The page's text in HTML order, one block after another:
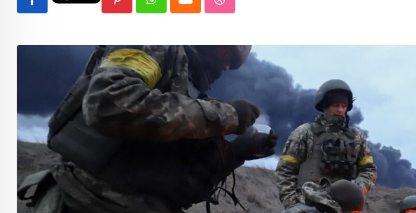
PinterestWhatsappCloud StumbleUpon